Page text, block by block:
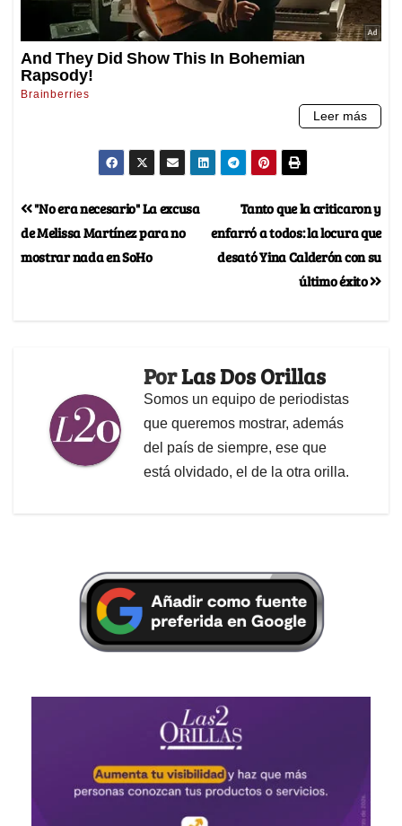
Tanto que la criticaron y
enfarró a todos: la locura que
desató Yina Calderón con su
último éxito
"No era necesario" La excusa
de Melissa Martínez para no
mostrar nada en SoHo
PorLas Dos Orillas
Somos un equipo de periodistas
que queremos mostrar, además
del país de siempre, ese que
está olvidado, el de la otra orilla.